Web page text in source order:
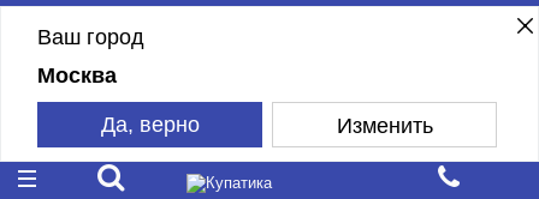
Ваш город
Москва
Да, верно Изменить